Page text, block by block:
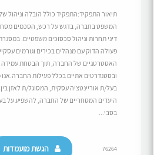
תיאור התפקיד:התפקיד כולל הובלה וניהול
המשפט בחברה, בדגש על רכש, הסכמים
דיני תחרות וניהול סכסוכים משפטיים.
פעולה הדוק עם מנהלים בכירים וגורמים
האסטרטגיים של החברה, תוך הבטחת עמידה
ובסטנדרטים אתיים בכלל פעילות
בעל/ת אוריינטציה עסקית, המסוגל/ת לאזן בין
היעדים המסחריים של החברה, להשפיע על
בסבי...
76264 הגשת מועמדות